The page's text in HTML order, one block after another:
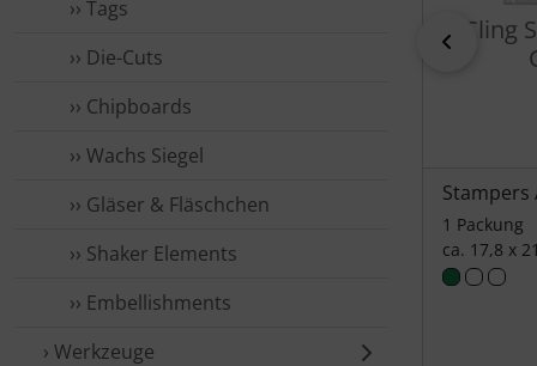
›› Tags
›› Die-Cuts
›› Chipboards
›› Wachs Siegel
›› Gläser & Fläschchen
›› Shaker Elements
›› Embellishments
› Werkzeuge
zurück
Cling
Stampers
1 Packung
ca. 17,8 x